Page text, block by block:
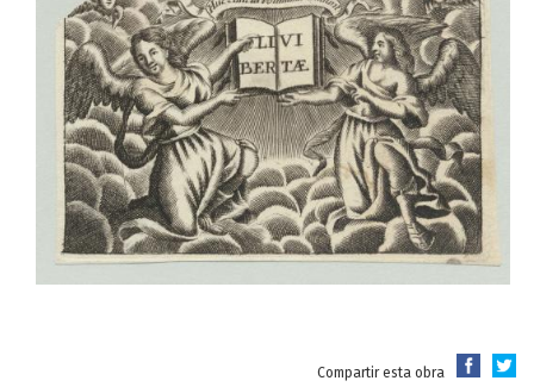
Compartir esta obra